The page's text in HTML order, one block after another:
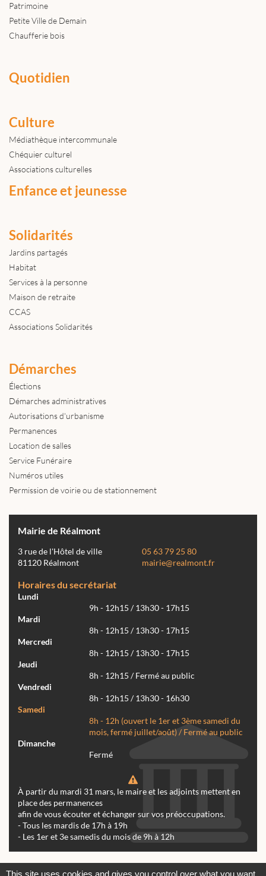
Patrimoine
Petite Ville de Demain
Chaufferie bois
Quotidien
Culture
Médiathèque intercommunale
Chéquier culturel
Associations culturelles
Enfance et jeunesse
Solidarités
Jardins partagés
Habitat
Services à la personne
Maison de retraite
CCAS
Associations Solidarités
Démarches
Élections
Démarches administratives
Autorisations d'urbanisme
Permanences
Location de salles
Service Funéraire
Numéros utiles
Permission de voirie ou de stationnement
Mairie de Réalmont
3 rue de l'Hôtel de ville
81120 Réalmont
05 63 79 25 80
mairie@realmont.fr
Horaires du secrétariat
Lundi
9h - 12h15 / 13h30 - 17h15
Mardi
8h - 12h15 / 13h30 - 17h15
Mercredi
8h - 12h15 / 13h30 - 17h15
Jeudi
8h - 12h15 / Fermé au public
Vendredi
8h - 12h15 / 13h30 - 16h30
Samedi
8h - 12h (ouvert le 1er et 3ème samedi du
mois, fermé juillet/août) / Fermé au public
Dimanche
Fermé
À partir du mardi 31 mars, le maire et les adjoints mettent en
place des permanences
afin de vous écouter et échanger sur vos préoccupations.
- Tous les mardis de 17h à 19h
- Les 1er et 3e samedis du mois de 9h à 12h
This site uses cookies and gives you control over what you want